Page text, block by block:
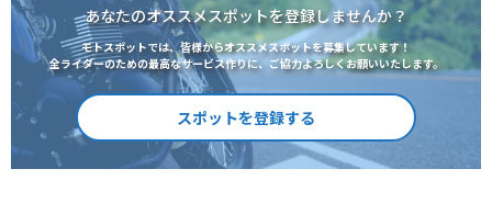
あなたのオススメスポットを登録しませんか？
モトスポットでは、皆様からオススメスポットを募集しています！
全ライダーのための最高なサービス作りに、ご協力よろしくお願いいたします。
スポットを登録する